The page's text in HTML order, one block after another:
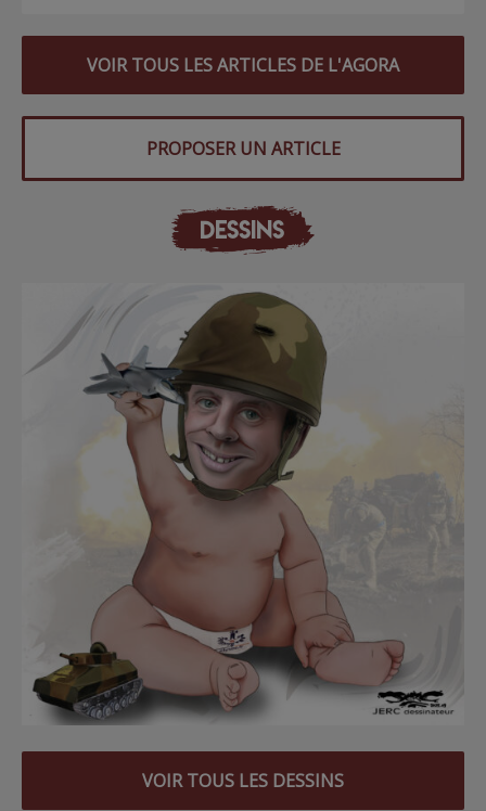
VOIR TOUS LES ARTICLES DE L'AGORA
PROPOSER UN ARTICLE
DESSINS
VOIR TOUS LES DESSINS